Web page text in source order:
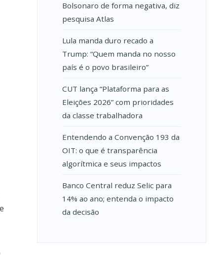
Bolsonaro de forma negativa, diz
pesquisa Atlas
Lula manda duro recado a
Trump: “Quem manda no nosso
país é o povo brasileiro”
CUT lança “Plataforma para as
Eleições 2026” com prioridades
da classe trabalhadora
Entendendo a Convenção 193 da
OIT: o que é transparência
algorítmica e seus impactos
Banco Central reduz Selic para
14% ao ano; entenda o impacto
da decisão